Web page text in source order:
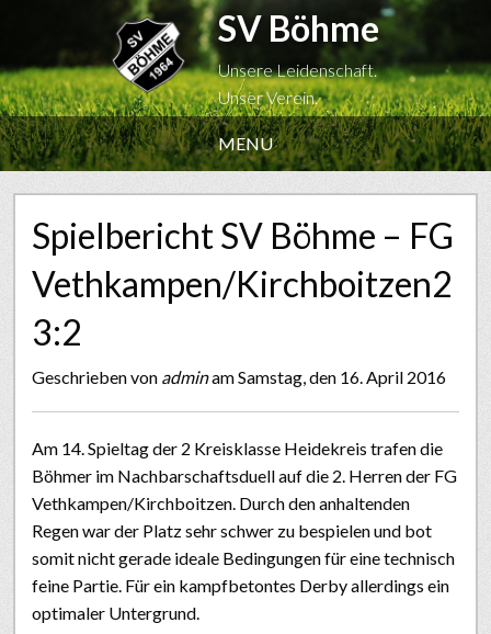
SV Böhme
Unsere Leidenschaft.
Unser Verein.
MENU
Spielbericht SV Böhme – FG
Vethkampen/Kirchboitzen2
3:2
Geschrieben von adminam Samstag, den 16. April 2016
Am 14. Spieltag der 2 Kreisklasse Heidekreis trafen die
Böhmer im Nachbarschaftsduell auf die 2. Herren der FG
Vethkampen/Kirchboitzen. Durch den anhaltenden
Regen war der Platz sehr schwer zu bespielen und bot
somit nicht gerade ideale Bedingungen für eine technisch
feine Partie. Für ein kampfbetontes Derby allerdings ein
optimaler Untergrund.